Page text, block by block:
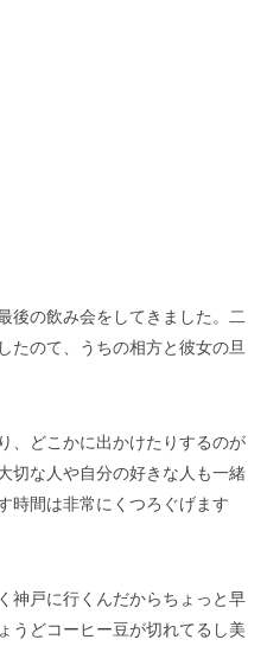
後の飲み会をしてきました。二
たのて、うちの相方と彼女の旦
、どこかに出かけたりするのが
切な人や自分の好きな人も一緒
時間は非常にくつろぐげます
神戸に行くんだからちょっと早
うどコーヒー豆が切れてるし美